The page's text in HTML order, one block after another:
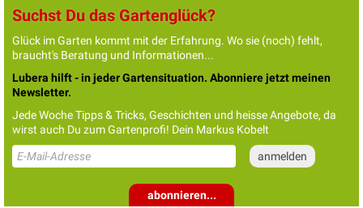
Suchst Du das Gartenglück?
Glück im Garten kommt mit der Erfahrung. Wo sie (noch) fehlt,
braucht's Beratung und Informationen...
Lubera hilft - in jeder Gartensituation. Abonniere jetzt meinen
Newsletter.
Jede Woche Tipps & Tricks, Geschichten und heisse Angebote, da
wirst auch Du zum Gartenprofi! Dein Markus Kobelt
abonnieren...